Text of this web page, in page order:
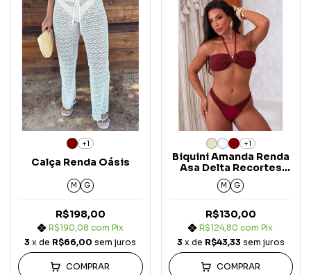
+1
Calça Renda Oásis
M G
R$198,00
R$190,08 com Pix
3 x de R$66,00 sem juros
COMPRAR
+1
Biquini Amanda Renda
Asa Delta Recortes
Oásis
M G
R$130,00
R$124,80com Pix
3 x de R$43,33 sem juros
COMPRAR